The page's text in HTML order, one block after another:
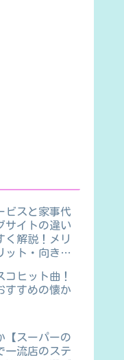
ビスと家事代
サイトの違い
く解説！メリ
ット・向き不
コヒット曲！
すすめの懐か
【スーパーの
一流店のステ